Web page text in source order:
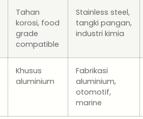
Tahan
korosi, food
grade
compatible
Stainless steel,
tangki pangan,
industri kimia
Khusus
aluminium
Fabrikasi
aluminium,
otomotif,
marine